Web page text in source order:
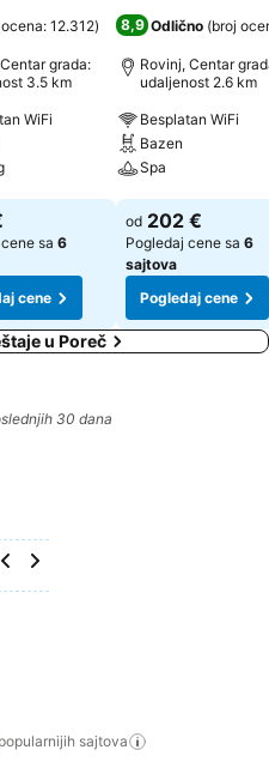
12.312)
grada:
3.5 km
WiFi
cene
sa 6
cene
8,9 Odlično (broj
Rovinj, Centar
udaljenost 2.6 km
Besplatan WiFi
Bazen
Spa
Pogledaj cene
od 202 €
Pogledaj cene sa 6
sajtova
Pogledaj cene
u Poreč
30 dana
sajtova